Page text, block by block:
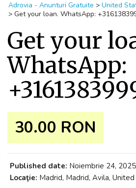
Adrovia - Anunturi Gratuite > United
> Get your loan. WhatsApp:
Get your
WhatsApp:
30.00 RON
Published date: Noiembrie 24, 2025
Locaţie: Madrid, Madrid, Avila,